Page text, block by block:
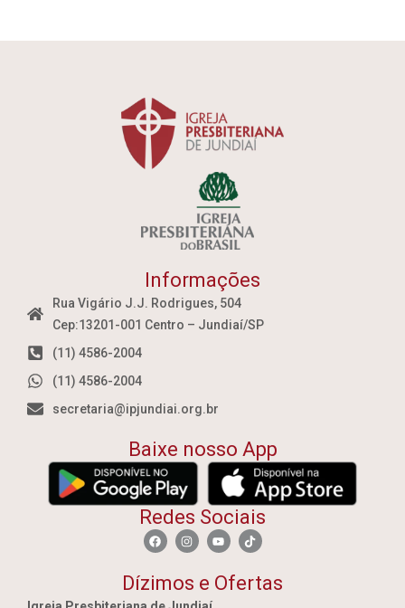
Informações
Rua Vigário J.J. Rodrigues, 504
Cep:13201-001 Centro – Jundiaí/SP
(11) 4586-2004
(11) 4586-2004
secretaria@ipjundiai.org.br
Baixe nosso App
Redes Sociais
Dízimos e Ofertas